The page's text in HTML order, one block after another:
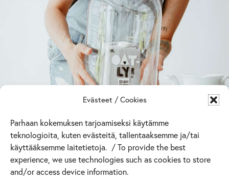
Evästeet / Cookies
Parhaan kokemuksen tarjoamiseksi käytämme
teknologioita, kuten evästeitä, tallentaaksemme ja/tai
käyttääksemme laitetietoja. / To provide the best
experience, we use technologies such as cookies to store
and/or access device information.